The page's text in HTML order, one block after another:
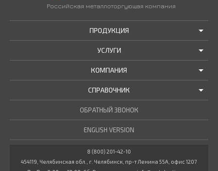
Российская металлоторгующая компания
ПРОДУКЦИЯ
АКЦИИ И РАСПРОДАЖИ
ТРУБЫ В НАЛИЧИИ
МЕТАЛЛОПРОКАТ В НАЛИЧИИ
УСЛУГИ
ДОСТАВКА
РЕЗКА В РАЗМЕР
ПРОЧИЕ УСЛУГИ
КОМПАНИЯ
О НАС
НОВОСТИ КОМПАНИИ
СТАТЬИ
ДОКУМЕНТЫ
СПРАВОЧНИК
ГОСТЫ / ТУ
МАРОЧНИК СТАЛЕЙ
КУЛЬКУЛЯТОР МЕТАЛЛУРГА
ОБРАТНЫЙ ЗВОНОК
ENGLISH VERSION
8 (800) 201-42-10
454119, Челябинская обл., г. Челябинск, пр-т Ленина 55А, офис 1207